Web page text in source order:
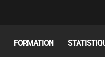
FORMATION